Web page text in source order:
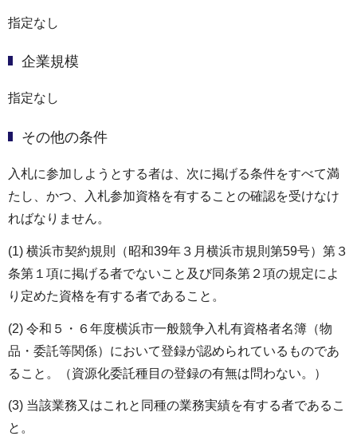
指定なし
企業規模
指定なし
その他の条件
入札に参加しようとする者は、次に掲げる条件をすべて満
たし、かつ、入札参加資格を有することの確認を受けなけ
ればなりません。
(1) 横浜市契約規則（昭和39年３月横浜市規則第59号）第３
条第１項に掲げる者でないこと及び同条第２項の規定によ
り定めた資格を有する者であること。
(2) 令和５・６年度横浜市一般競争入札有資格者名簿（物
品・委託等関係）において登録が認められているものであ
ること。（資源化委託種目の登録の有無は問わない。）
(3) 当該業務又はこれと同種の業務実績を有する者であるこ
と。